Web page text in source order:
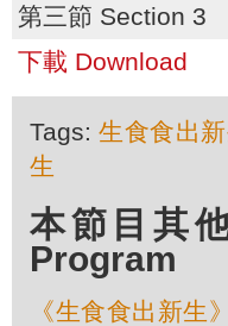
第三節 Section 3
下載 Download
Tags:生食食出
生
本節目其
Program
《生食食出新生